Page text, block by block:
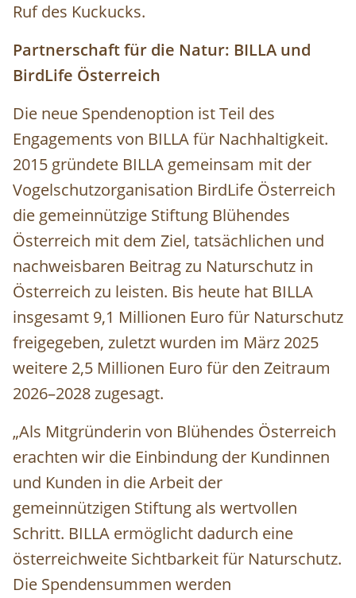
Ruf des Kuckucks.
Partnerschaft für die Natur: BILLA und
BirdLife Österreich
Die neue Spendenoption ist Teil des
Engagements von BILLA für Nachhaltigkeit.
2015 gründete BILLA gemeinsam mit der
Vogelschutzorganisation BirdLife Österreich
die gemeinnützige Stiftung Blühendes
Österreich mit dem Ziel, tatsächlichen und
nachweisbaren Beitrag zu Naturschutz in
Österreich zu leisten. Bis heute hat BILLA
insgesamt 9,1 Millionen Euro für Naturschutz
freigegeben, zuletzt wurden im März 2025
weitere 2,5 Millionen Euro für den Zeitraum
2026–2028 zugesagt.
„Als Mitgründerin von Blühendes Österreich
erachten wir die Einbindung der Kundinnen
und Kunden in die Arbeit der
gemeinnützigen Stiftung als wertvollen
Schritt. BILLA ermöglicht dadurch eine
österreichweite Sichtbarkeit für Naturschutz.
Die Spendensummen werden